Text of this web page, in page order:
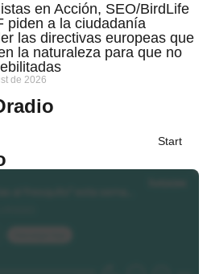
en Acción, SEO/BirdLife
piden a la ciudadanía
las directivas europeas que
la naturaleza para que no
de 2026